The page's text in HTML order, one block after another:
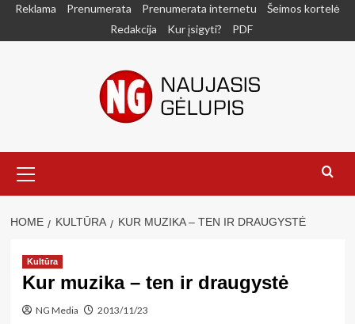
SkipReklama Prenumerata Prenumerata internetu
Šeimos kortelė
Redakcija
Kur įsigyti? PDF
Menu
HOME KULTŪRA KUR MUZIKA – TEN IR DRAUGYSTĖ
Kultūra
Kur muzika – ten ir draugystė
NG Media 2013/11/23